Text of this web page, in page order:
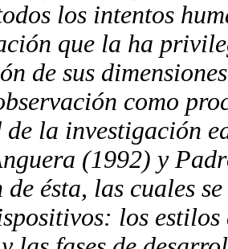
los intentos
que la ha
de sus dimensiones
como
la investigación
(1992) y
ésta, las cuales
los estilos